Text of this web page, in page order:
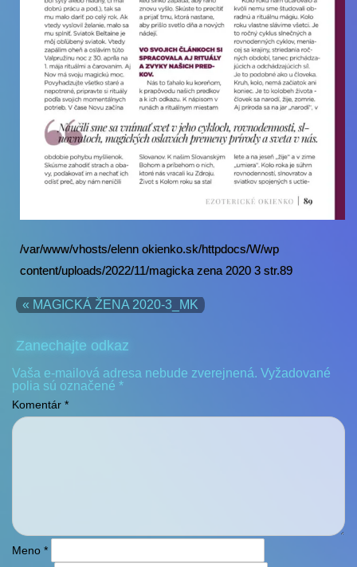
/var/www/vhosts/elenn okienko.sk/httpdocs/W/wp
content/uploads/2022/11/magicka zena 2020 3 str.89
« MAGICKÁ ŽENA 2020-3_MK
Zanechajte odkaz
Vaša e-mailová adresa nebude zverejnená. Vyžadované
polia sú označené *
Komentár *
Meno *